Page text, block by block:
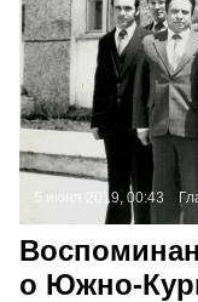
5 июня 2019, 00:43
о Южно-